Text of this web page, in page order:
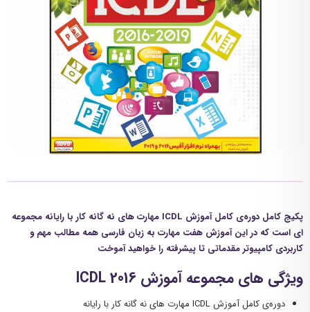
پکیج کامل دوره‌ی کامل آموزش ICDL مهارت های نه گانه کار با رایانه مجموعه
ای است که در این آموزش هفت مهارت به زبان فارسی همه مطالب مهم و
کاربردی کامپیوتر مقدماتی تا پیشرفته را خواهید آموخت
ویژگی های مجموعه آموزش ICDL 2016
دوره‌ی کامل آموزش ICDL مهارت های نه گانه کار با رایانه